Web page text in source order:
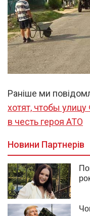
Раніше ми
хотят, чтобы
в честь героя АТО